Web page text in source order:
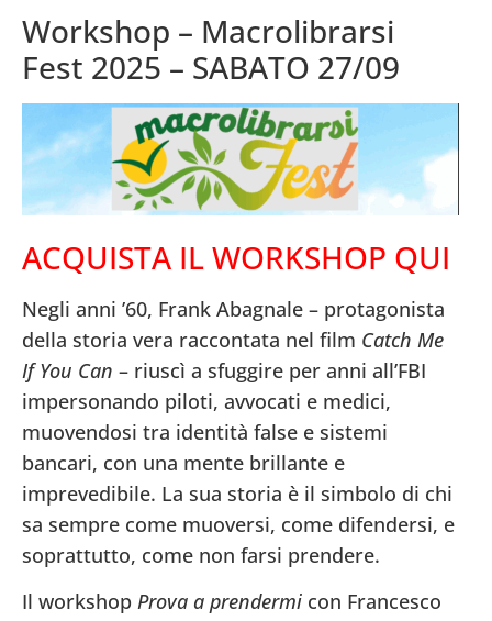
Workshop – Macrolibrarsi
Fest 2025 – SABATO 27/09
ACQUISTA IL WORKSHOP QUI
Negli anni ’60, Frank Abagnale – protagonista
della storia vera raccontata nel film Catch Me
If You Can – riuscì a sfuggire per anni all’FBI
impersonando piloti, avvocati e medici,
muovendosi tra identità false e sistemi
bancari, con una mente brillante e
imprevedibile. La sua storia è il simbolo di chi
sa sempre come muoversi, come difendersi, e
soprattutto, come non farsi prendere.
Il workshop Prova a prendermi con Francesco